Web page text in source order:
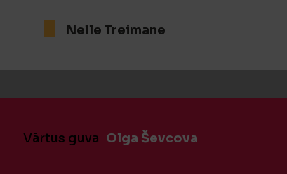
Nelle Treimane
Vārtus guva Olga Ševcova